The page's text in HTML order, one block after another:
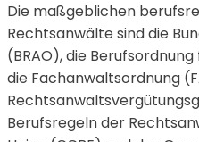
Die maßgeblichen
Rechtsanwälte sind die
(BRAO), die
die Fachanwaltsordnung
Berufsregeln der